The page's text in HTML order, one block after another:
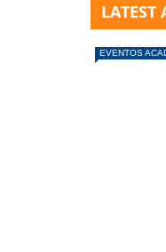
LATEST
EVENTOS